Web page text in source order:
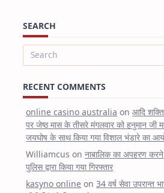
SEARCH
Search
RECENT COMMENTS
online casino australia onआदि शक्ति
पर जेष्ठ मास के तीसरे मंगलवार को हनुमान जी
जयघोष के साथ किया गया विशाल भंडारे का
Williamcus onनाबालिक का अपहरण
पुलिस द्वारा किया गया गिरफ्तार
kasyno online on34 वर्ष सेवा उपरान्त